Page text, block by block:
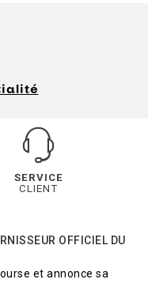
SERVICE
CLIENT
OFFICIEL DU
et annonce sa